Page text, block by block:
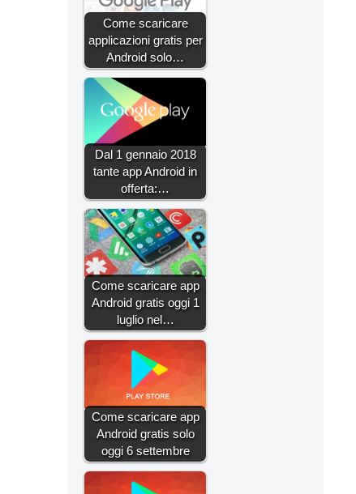
Come scaricare
applicazioni gratis per
Android solo…
Dal 1 gennaio 2018
tante app Android in
offerta:…
Come scaricare app
Android gratis oggi 1
luglio nel…
Come scaricare app
Android gratis solo
oggi 6 settembre